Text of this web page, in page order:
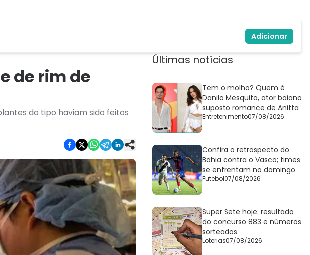
Adicionar
de rim de
do tipo haviam sido feitos
Últimas notícias
Tem o molho? Quem é
Danilo Mesquita, ator baiano
suposto romance de Anitta
Entretenimento07/08/2026
Confira o retrospecto do
Bahia contra o Vasco; times
se enfrentam no domingo
Futebol07/08/2026
Super Sete hoje: resultado
do concurso 883 e números
sorteados
Loterias07/08/2026